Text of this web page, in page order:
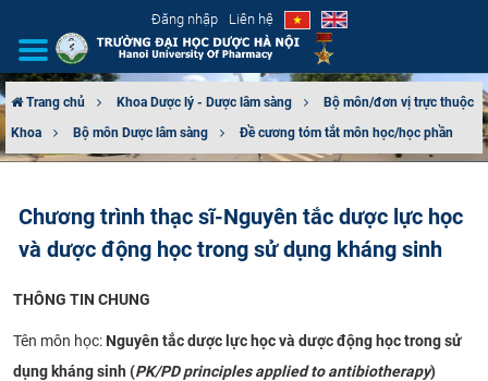
Đăng nhập Liên hệ
GIỚI THIỆU
TUYỂN SINH
ĐÀO TẠO
ĐẢM BẢO CHẤT LƯỢNG
Trang chủ Khoa Dược lý - Dược lâm sàng
Bộ môn/đơn vị trực thuộc
Khoa
Bộ môn Dược lâm sàng Đề cương tóm tắt môn học/học phần
Chương trình thạc sĩ-Nguyên tắc dược lực học
và dược động học trong sử dụng kháng sinh
THÔNG TIN CHUNG
Tên môn học: Nguyên tắc dược lực học và dược động học trong sử
dụng kháng sinh (PK/PD principles applied to antibiotherapy)